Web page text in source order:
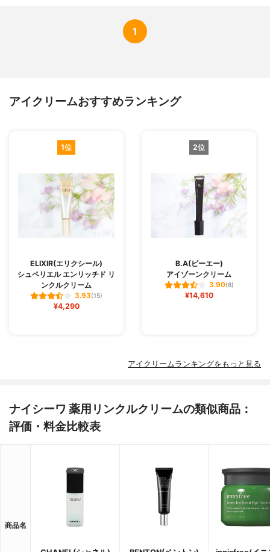
1
アイクリームおすすめランキング
1位
ELIXIR(エリクシール)
シュペリエル エンリッチド リ
ンクルクリーム
3.93(15)
¥4,290
2位
B.A(ビーエー)
アイゾーンクリーム
3.90(8)
¥14,610
アイクリームランキングをもっと見る
ナイシーワ 薬用リンクルクリームの類似商品：
評価・料金比較表
商品名